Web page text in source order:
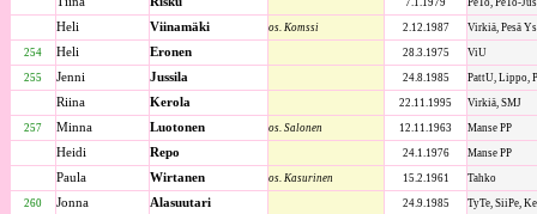
7.1.1979 PeTo, PeTo-
Heli Viinamäki os. Komssi 2.12.1987 Virkiä, Pesä
254 Heli Eronen 28.3.1975 ViU
255 Jenni Jussila 24.8.1985 PattU, Lippo,
Riina Kerola 22.11.1995 Virkiä, SMJ
257 Minna Luotonen os. Salonen 12.11.1963 Manse PP
Heidi Repo 24.1.1976 Manse PP
Paula Wirtanen os. Kasurinen 15.2.1961 Tahko
260 Jonna Alasuutari 24.9.1985 TyTe, SiiPe,